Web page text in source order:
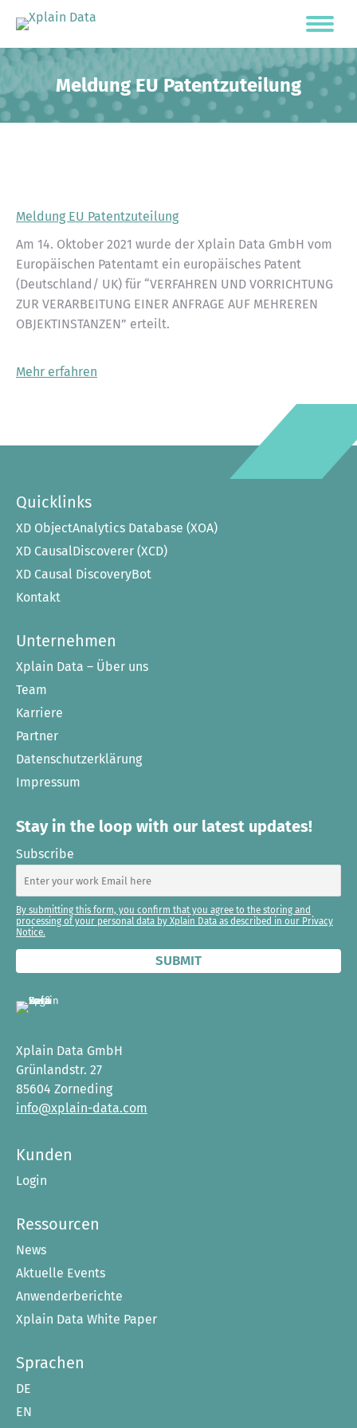
Meldung EU Patentzuteilung
Meldung EU Patentzuteilung
Am 14. Oktober 2021 wurde der Xplain Data GmbH vom
Europäischen Patentamt ein europäisches Patent
(Deutschland/ UK) für “VERFAHREN UND VORRICHTUNG
ZUR VERARBEITUNG EINER ANFRAGE AUF MEHREREN
OBJEKTINSTANZEN” erteilt.
Mehr erfahren
Quicklinks
XD ObjectAnalytics Database (XOA)
XD CausalDiscoverer (XCD)
XD Causal DiscoveryBot
Kontakt
Unternehmen
Xplain Data – Über uns
Team
Karriere
Partner
Datenschutzerklärung
Impressum
Stay in the loop with our latest updates!
Subscribe
By submitting this form, you confirm that you agree to the storing and
processing of your personal data by Xplain Data as described in our Privacy
Notice.
Xplain Data GmbH
Grünlandstr. 27
85604 Zorneding
info@xplain-data.com
Kunden
Login
Ressourcen
News
Aktuelle Events
Anwenderberichte
Xplain Data White Paper
Sprachen
DE
EN